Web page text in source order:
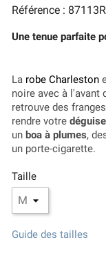
Référence :
Une tenue parfaite
La robe Charleston
noire avec à l'avant
retrouve des
rendre votre
un boa à plumes,
un porte-cigarette.
Taille
Guide des tailles